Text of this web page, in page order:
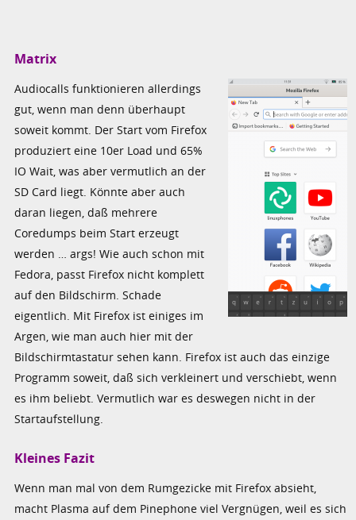
Matrix
Audiocalls funktionieren allerdings
gut, wenn man denn überhaupt
soweit kommt. Der Start vom Firefox
produziert eine 10er Load und 65%
IO Wait, was aber vermutlich an der
SD Card liegt. Könnte aber auch
daran liegen, daß mehrere
Coredumps beim Start erzeugt
werden … args! Wie auch schon mit
Fedora, passt Firefox nicht komplett
auf den Bildschirm. Schade
eigentlich. Mit Firefox ist einiges im
Argen, wie man auch hier mit der
Bildschirmtastatur sehen kann. Firefox ist auch das einzige
Programm soweit, daß sich verkleinert und verschiebt, wenn
es ihm beliebt. Vermutlich war es deswegen nicht in der
Startaufstellung.
Kleines Fazit
Wenn man mal von dem Rumgezicke mit Firefox absieht,
macht Plasma auf dem Pinephone viel Vergnügen, weil es sich